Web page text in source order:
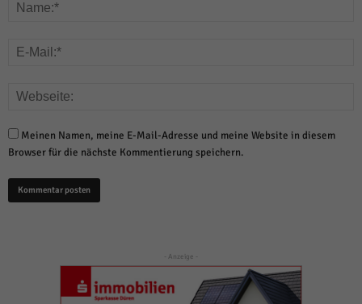
Meinen Namen, meine E-Mail-Adresse und meine Website in diesem
Browser für die nächste Kommentierung speichern.
- Anzeige -